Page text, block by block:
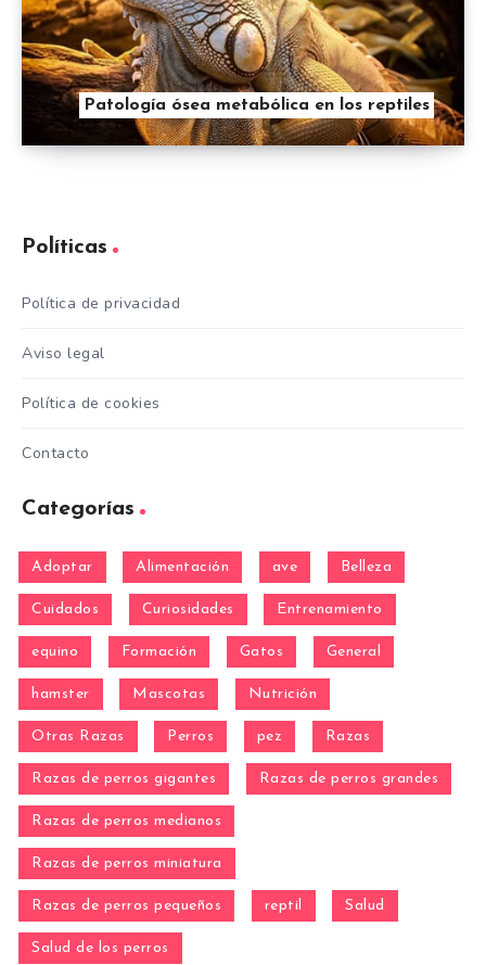
Patología ósea metabólica en los reptiles
Políticas
Política de privacidad
Aviso legal
Política de cookies
Contacto
Categorías
Adoptar Alimentación ave Belleza
Cuidados Curiosidades Entrenamiento
equino Formación Gatos General
hamster Mascotas Nutrición
Otras Razas Perros pez Razas
Razas de perros gigantes Razas de perros grandes
Razas de perros medianos
Razas de perros miniatura
Razas de perros pequeños reptil Salud
Salud de los perros